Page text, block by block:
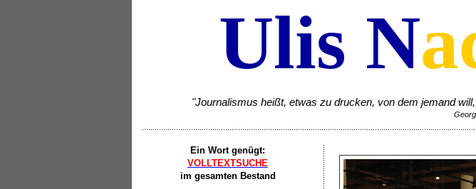
Ulis N
"Journalismus heißt, etwas zu drucken, von dem jemand
Ein Wort genügt:
VOLLTEXTSUCHE
im gesamten Bestand